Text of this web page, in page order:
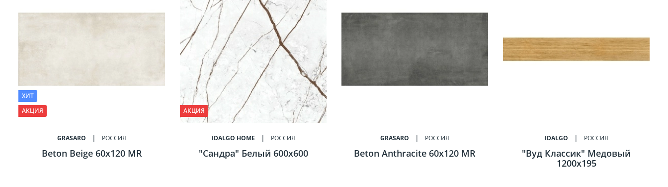
ХИТ
АКЦИЯ
GRASARO РОССИЯ
Beton Beige 60х120 MR
АКЦИЯ
IDALGO HOME РОССИЯ
"Сандра" Белый 600х600
GRASARO РОССИЯ
Beton Anthracite 60х120 MR
IDALGO РОССИЯ
"Вуд Классик" Медовый
1200х195